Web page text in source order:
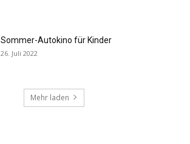
Sommer-Autokino für Kinder
26. Juli 2022
Mehr laden